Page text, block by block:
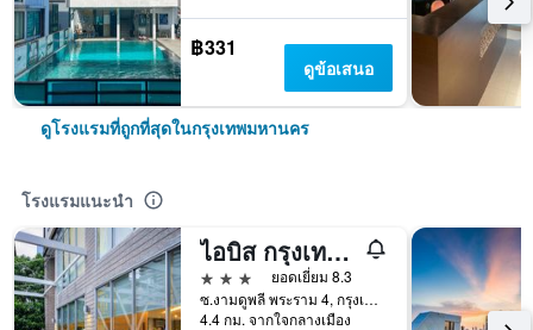
฿331
ดูข้อเสนอ
ดูโรงแรมที่ถูกที่สุดในกรุงเทพมหานคร
โรงแรมแนะนำ
ไอบิส กรุงเทพ สาทร
3 ดาว
ยอดเยี่ยม 8.3
ซ.งามดูพลี พระราม 4, กรุงเทพมหานคร, ประเทศไทย
4.4 กม. จากใจกลางเมือง